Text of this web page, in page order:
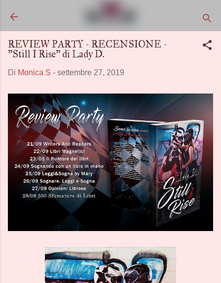
REVIEW PARTY - RECENSIONE -
"Still I Rise" di Lady D.
Di Monica S - settembre 27, 2019